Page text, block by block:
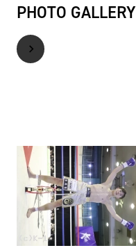
PHOTO GALLERY